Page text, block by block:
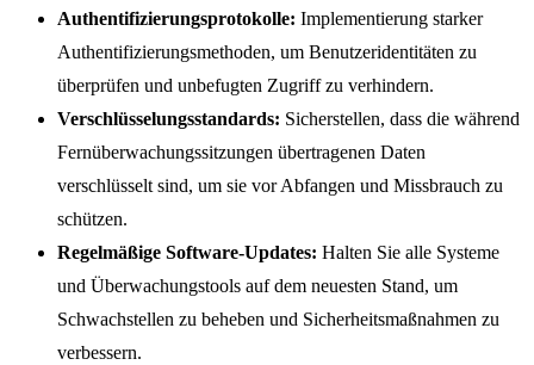
Authentifizierungsprotokolle: Implementierung starker
Authentifizierungsmethoden, um Benutzeridentitäten zu
überprüfen und unbefugten Zugriff zu verhindern.
Verschlüsselungsstandards: Sicherstellen, dass die während
Fernüberwachungssitzungen übertragenen Daten
verschlüsselt sind, um sie vor Abfangen und Missbrauch zu
schützen.
Regelmäßige Software-Updates: Halten Sie alle Systeme
und Überwachungstools auf dem neuesten Stand, um
Schwachstellen zu beheben und Sicherheitsmaßnahmen zu
verbessern.